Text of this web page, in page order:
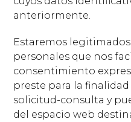
anteriormente.
Estaremos
personales que nos
consentimiento
preste para la
solicitud-consulta y
del espacio web